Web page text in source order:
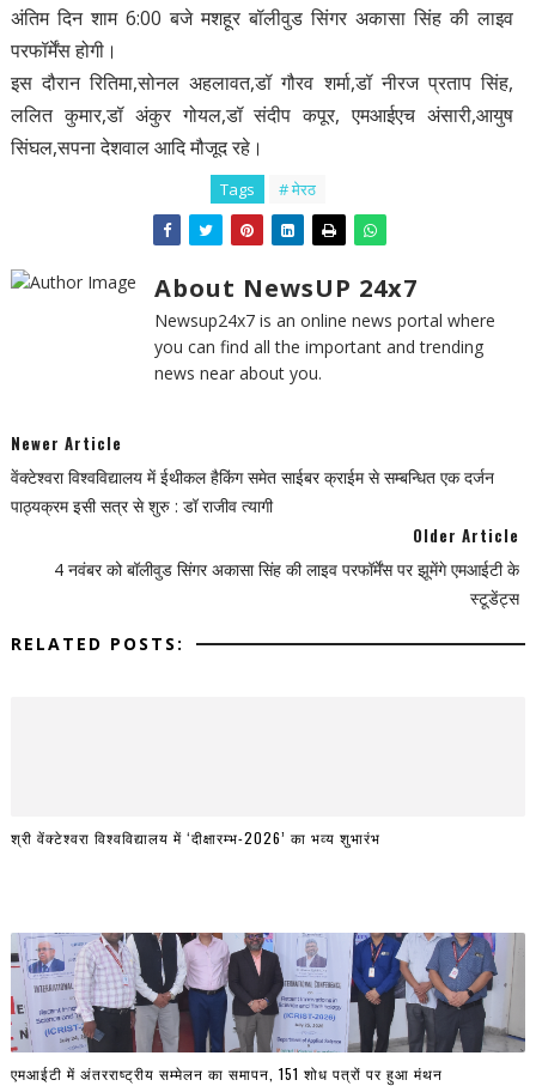
अंतिम दिन शाम 6:00 बजे मशहूर बॉलीवुड सिंगर अकासा सिंह की लाइव
परफॉर्मेंस होगी।
इस दौरान रितिमा,सोनल अहलावत,डॉ गौरव शर्मा,डॉ नीरज प्रताप सिंह,
ललित कुमार,डॉ अंकुर गोयल,डॉ संदीप कपूर, एमआईएच अंसारी,आयुष
सिंघल,सपना देशवाल आदि मौजूद रहे।
Tags # मेरठ
About NewsUP 24x7
Newsup24x7 is an online news portal where
you can find all the important and trending
news near about you.
Newer Article
वेंक्टेश्वरा विश्वविद्यालय में ईथीकल हैकिंग समेत साईबर क्राईम से सम्बन्धित एक दर्जन
पाठ्यक्रम इसी सत्र से शुरु : डॉ राजीव त्यागी
Older Article
4 नवंबर को बॉलीवुड सिंगर अकासा सिंह की लाइव परफॉर्मेंस पर झूमेंगे एमआईटी के
स्टूडेंट्स
RELATED POSTS:
श्री वेंक्टेश्वरा विश्वविद्यालय में ‘दीक्षारम्भ-2026’ का भव्य शुभारंभ
एमआईटी में अंतरराष्ट्रीय सम्मेलन का समापन, 151 शोध पत्रों पर हुआ मंथन